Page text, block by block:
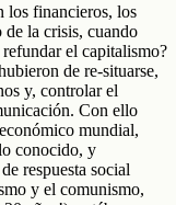
los financieros, los
la crisis, cuando
el capitalismo?
de re-situarse,
y, controlar el
Con ello
mundial,
conocido, y
respuesta social
y el comunismo,